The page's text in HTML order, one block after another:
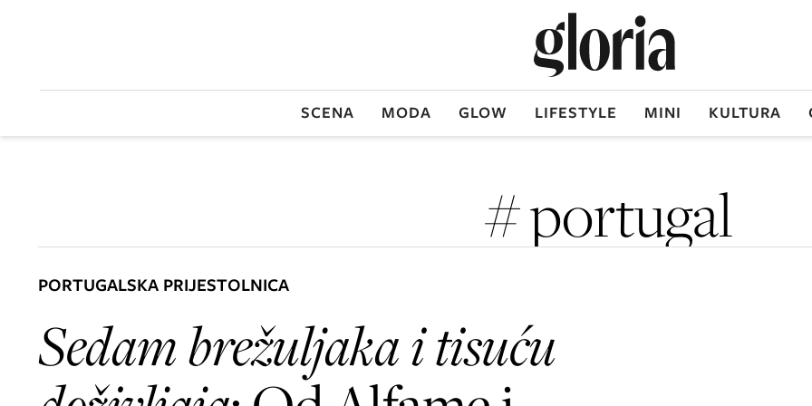
SCENA MODA GLOW LIFESTYLE MINI KULTURA
# portugal
PORTUGALSKA PRIJESTOLNICA
Sedam brežuljaka i tisuću